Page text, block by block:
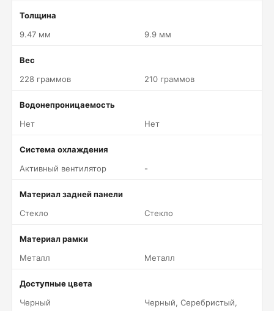
Толщина
9.47 мм
9.9 мм
Вес
228 граммов
210 граммов
Водонепроницаемость
Нет
Нет
Система охлаждения
Активный вентилятор
-
Материал задней панели
Стекло
Стекло
Материал рамки
Металл
Металл
Доступные цвета
Черный
Черный, Серебристый,